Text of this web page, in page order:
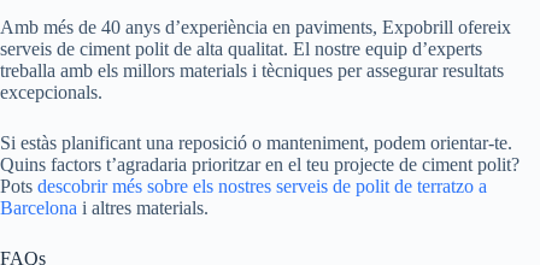
Amb més de 40 anys d’experiència en paviments, Expobrill ofereix
serveis de ciment polit de alta qualitat. El nostre equip d’experts
treballa amb els millors materials i tècniques per assegurar resultats
excepcionals.
Si estàs planificant una reposició o manteniment, podem orientar-te.
Quins factors t’agradaria prioritzar en el teu projecte de ciment polit?
Pots descobrir més sobre els nostres serveis de polit de terratzo a
Barcelona i altres materials.
FAQs